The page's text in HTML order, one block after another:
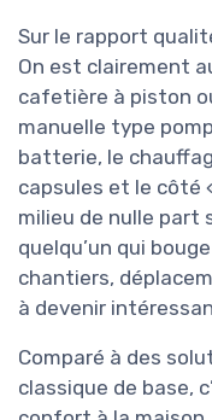
Sur le rapport
On est clairement
cafetière à piston
manuelle type
batterie, le
capsules et le côté
milieu de nulle part
quelqu’un qui
chantiers,
à devenir
Comparé à des
classique de base,